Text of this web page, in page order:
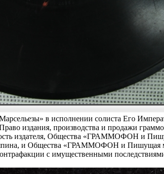
в исполнении солиста Его
издания, производства и продажи
издателя, Общества «ГРАММОФОН и
и Общества «ГРАММОФОН и Пишущая
с имущественными